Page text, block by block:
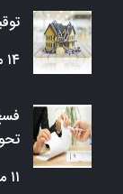
۱۴ مرداد ۱۴۰۵
۱۱ مرداد ۱۴۰۵